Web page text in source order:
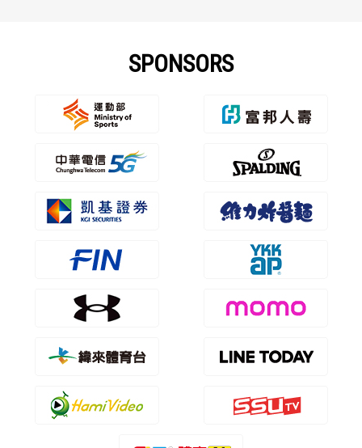
SPONSORS